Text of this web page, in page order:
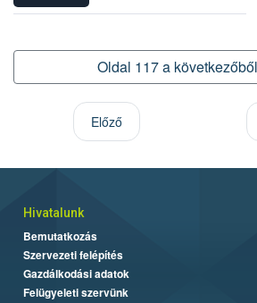
Oldal 117 a
Előző
Hivatalunk
Bemutatkozás
Szervezeti felépítés
Gazdálkodási adatok
Felügyeleti szervünk